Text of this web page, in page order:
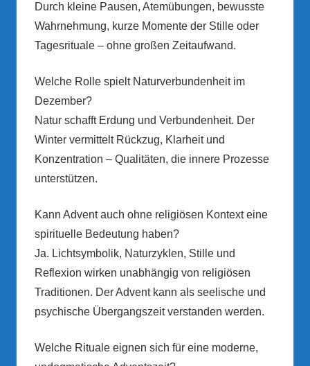
Durch kleine Pausen, Atemübungen, bewusste
Wahrnehmung, kurze Momente der Stille oder
Tagesrituale – ohne großen Zeitaufwand.
Welche Rolle spielt Naturverbundenheit im
Dezember?
Natur schafft Erdung und Verbundenheit. Der
Winter vermittelt Rückzug, Klarheit und
Konzentration – Qualitäten, die innere Prozesse
unterstützen.
Kann Advent auch ohne religiösen Kontext eine
spirituelle Bedeutung haben?
Ja. Lichtsymbolik, Naturzyklen, Stille und
Reflexion wirken unabhängig von religiösen
Traditionen. Der Advent kann als seelische und
psychische Übergangszeit verstanden werden.
Welche Rituale eignen sich für eine moderne,